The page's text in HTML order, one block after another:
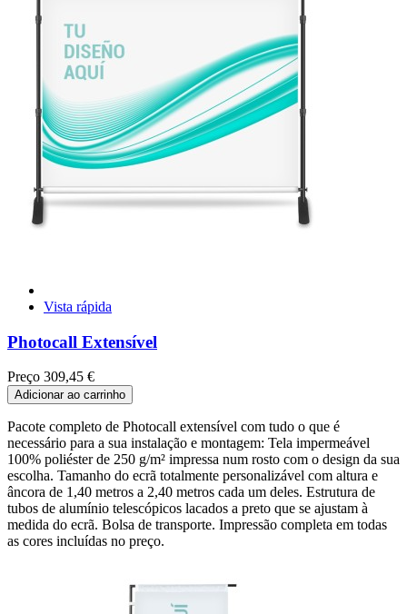
Vista rápida
Photocall Extensível
Preço 309,45 €
Adicionar ao carrinho
Pacote completo de Photocall extensível com tudo o que é
necessário para a sua instalação e montagem: Tela impermeável
100% poliéster de 250 g/m² impressa num rosto com o design da sua
escolha. Tamanho do ecrã totalmente personalizável com altura e
âncora de 1,40 metros a 2,40 metros cada um deles. Estrutura de
tubos de alumínio telescópicos lacados a preto que se ajustam à
medida do ecrã. Bolsa de transporte. Impressão completa em todas
as cores incluídas no preço.